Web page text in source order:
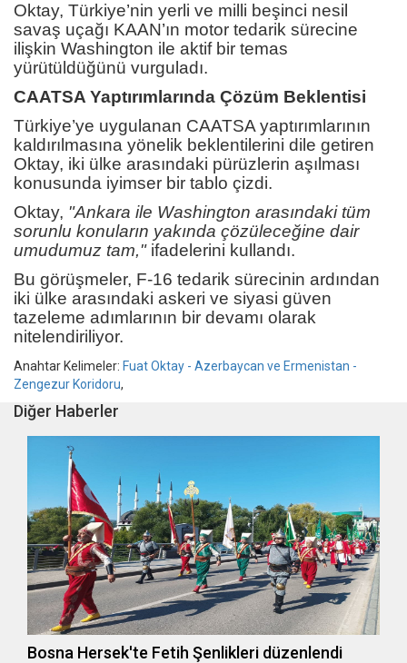
Oktay, Türkiye’nin yerli ve milli beşinci nesil
savaş uçağı KAAN’ın motor tedarik sürecine
ilişkin Washington ile aktif bir temas
yürütüldüğünü vurguladı.
CAATSA Yaptırımlarında Çözüm Beklentisi
Türkiye’ye uygulanan CAATSA yaptırımlarının
kaldırılmasına yönelik beklentilerini dile getiren
Oktay, iki ülke arasındaki pürüzlerin aşılması
konusunda iyimser bir tablo çizdi.
Oktay, "Ankara ile Washington arasındaki tüm
sorunlu konuların yakında çözüleceğine dair
umudumuz tam,"ifadelerini kullandı.
Bu görüşmeler, F-16 tedarik sürecinin ardından
iki ülke arasındaki askeri ve siyasi güven
tazeleme adımlarının bir devamı olarak
nitelendiriliyor.
Anahtar Kelimeler: Fuat Oktay - Azerbaycan ve Ermenistan -
Zengezur Koridoru,
Diğer Haberler
Bosna Hersek'te Fetih Şenlikleri düzenlendi